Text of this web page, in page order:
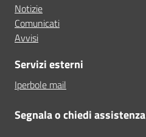
Notizie
Comunicati
Avvisi
Servizi esterni
Iperbole mail
Segnala o chiedi assistenza